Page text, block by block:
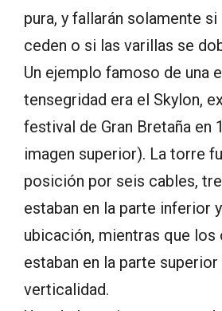
pura, y fallarán solamente
ceden o si las varillas se
Un ejemplo famoso de una
tensegridad era el Skylon,
festival de Gran Bretaña en
imagen superior). La torre
posición por seis cables,
estaban en la parte inferior
ubicación, mientras que
estaban en la parte
verticalidad.